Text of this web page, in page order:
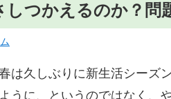
しつかえるのか？問
は久しぶりに新生活シーズ
うに、というのではなく、